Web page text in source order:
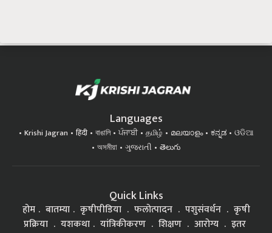
Languages
Krishi Jagran हिंदी বাঙালি ਪੰਜਾਬੀ தமிழ் മലയാളം ಕನ್ನಡ
ଓଡିଆ
অসমীয়া
ગુજરાતી తెలుగు
Quick Links
होम बातम्या कृषीपीडिया फलोत्पादन पशुसंवर्धन
कृषी
प्रक्रिया
यशकथा यांत्रिकीकरण शिक्षण आरोग्य इतर